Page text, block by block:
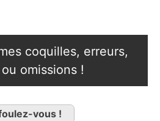
coquilles, erreurs,
omissions !
vous !